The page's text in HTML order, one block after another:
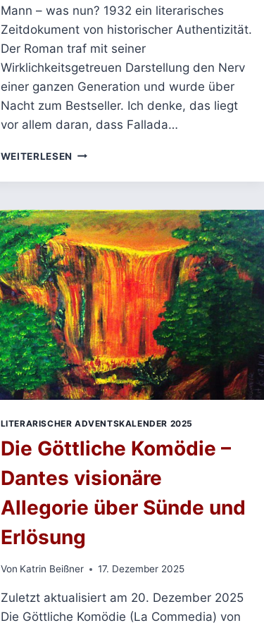
Mann – was nun? 1932 ein literarisches
Zeitdokument von historischer Authentizität.
Der Roman traf mit seiner
Wirklichkeitsgetreuen Darstellung den Nerv
einer ganzen Generation und wurde über
Nacht zum Bestseller. Ich denke, das liegt
vor allem daran, dass Fallada…
WEITERLESEN KLEINER
–
NUN?
ZUSAMMENFASSUNG,
ANALYSE
UND
INTERPRETATION
VON
HANS
FALLADAS
GESELLSCHAFTSROMAN
LITERARISCHER ADVENTSKALENDER 2025
Die Göttliche Komödie –
Dantes visionäre
Allegorie über Sünde und
Erlösung
Von Katrin Beißner 17. Dezember 2025
Zuletzt aktualisiert am 20. Dezember 2025
Die Göttliche Komödie (La Commedia) von